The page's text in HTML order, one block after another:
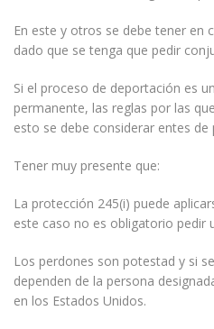
En este y otros se debe tener en
dado que se tenga que pedir
Si el proceso de deportación es
permanente, las reglas por las
esto se debe considerar entes de
Tener muy presente que:
La protección 245(i) puede
este caso no es obligatorio pedir
Los perdones son potestad y si
dependen de la persona
en los Estados Unidos.